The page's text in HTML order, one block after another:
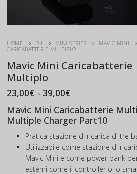
HOME DJI MINI SERIES MAVIC MINI
CARICABATTERIE MULTIPLO
Mavic Mini Caricabatterie
Multiplo
23,00€ - 39,00€
prezzo:
da
23,00€
a
39,00€
Mavic Mini Caricabatterie
Multiple Charger Part10
Pratica stazione di ricarica di tre
Utilizzabile come stazione di
Mavic Mini e come power bank
esterni come il controller o lo